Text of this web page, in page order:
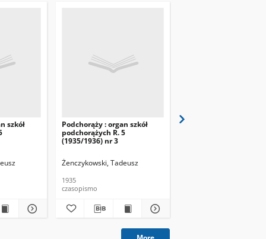
szkół
Podchorąży : organ szkół
podchorążych R. 5
(1935/1936) nr 3
Żenczykowski, Tadeusz
1935
czasopismo